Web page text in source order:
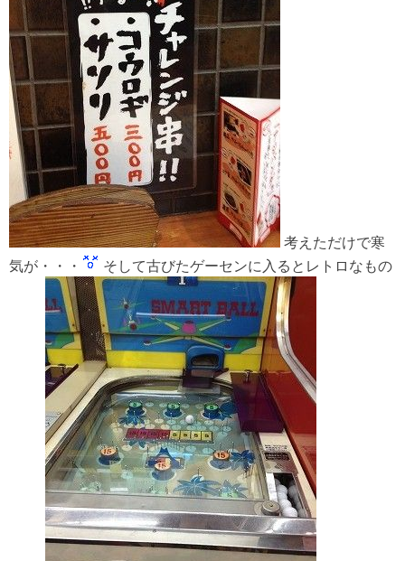
考えただけで寒
気が・・・
そして古びたゲーセンに入るとレトロなもの